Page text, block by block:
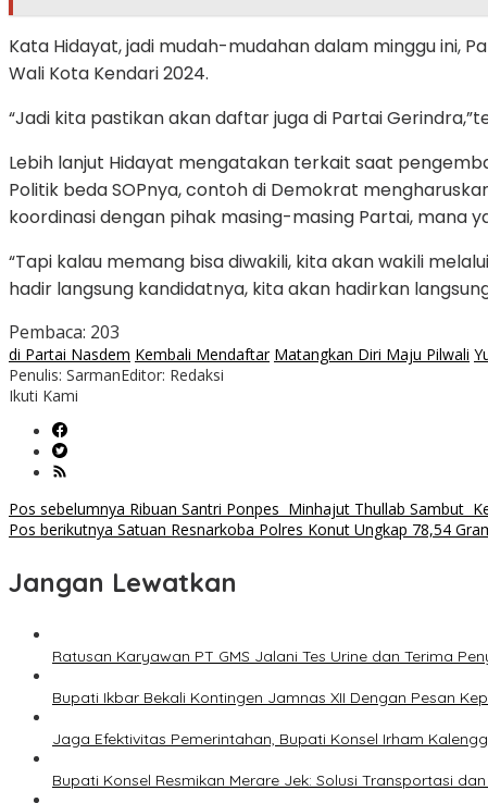
Kata Hidayat, jadi mudah-mudahan dalam minggu ini,
Wali Kota Kendari 2024.
“Jadi kita pastikan akan daftar juga di Partai
Lebih lanjut Hidayat mengatakan terkait saat
Politik beda SOPnya, contoh di Demokrat
koordinasi dengan pihak masing-masing Partai, mana
“Tapi kalau memang bisa diwakili, kita akan wakili
hadir langsung kandidatnya, kita akan hadirkan
Pembaca: 203
di Partai Nasdem Kembali Mendaftar Matangkan Diri Maju Pilwali
Penulis: SarmanEditor: Redaksi
Ikuti Kami
Navigasi
Pos sebelumnya Ribuan Santri Ponpes Minhajut Thullab Sambut
Pos berikutnya Satuan Resnarkoba Polres Konut Ungkap 78,54
Jangan Lewatkan
Ratusan Karyawan PT GMS Jalani Tes Urine dan Terima
Bupati Ikbar Bekali Kontingen Jamnas XII Dengan Pesan
Jaga Efektivitas Pemerintahan, Bupati Konsel Irham
Bupati Konsel Resmikan Merare Jek: Solusi Transportasi dan